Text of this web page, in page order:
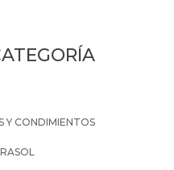
Y CONDIMIENTOS